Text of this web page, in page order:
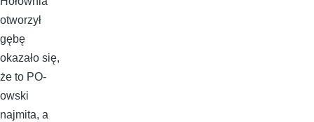
otworzył
gębę
okazało się,
że to PO-
owski
najmita, a